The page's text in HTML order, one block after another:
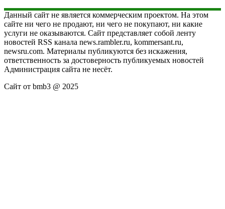
Данный сайт не является коммерческим проектом. На этом
сайте ни чего не продают, ни чего не покупают, ни какие
услуги не оказываются. Сайт представляет собой ленту
новостей RSS канала news.rambler.ru, kommersant.ru,
newsru.com. Материалы публикуются без искажения,
ответственность за достоверность публикуемых новостей
Администрация сайта не несёт.
Сайт от bmb3 @ 2025